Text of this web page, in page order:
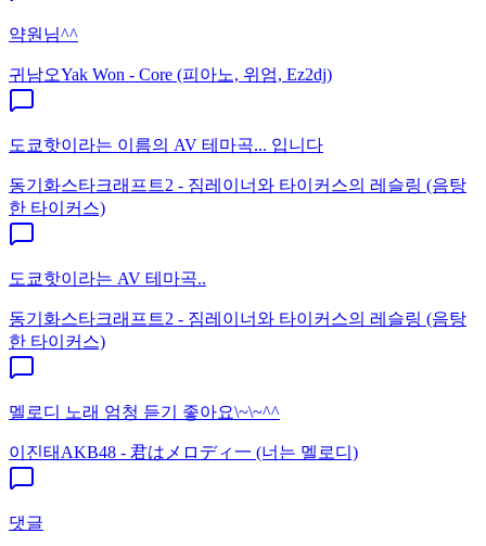
약원님^^
귀남오Yak Won - Core (피아노, 위엄, Ez2dj)
도쿄핫이라는 이름의 AV 테마곡... 입니다
동기화스타크래프트2 - 짐레이너와 타이커스의 레슬링 (음탕
한 타이커스)
도쿄핫이라는 AV 테마곡..
동기화스타크래프트2 - 짐레이너와 타이커스의 레슬링 (음탕
한 타이커스)
멜로디 노래 엄청 듣기 좋아요\~\~^^
이진태 AKB48 - 君はメロディ一 (너는 멜로디)
댓글